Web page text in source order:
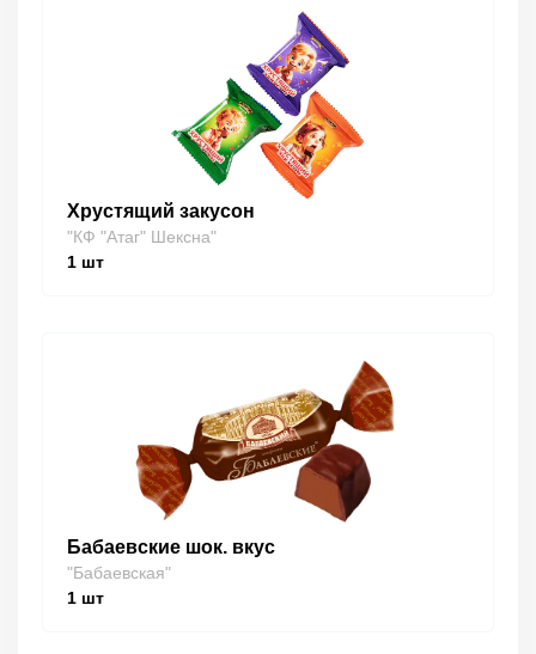
Хрустящий закусон
"КФ "Атаг" Шексна"
1 шт
Бабаевские шок. вкус
"Бабаевская"
1 шт